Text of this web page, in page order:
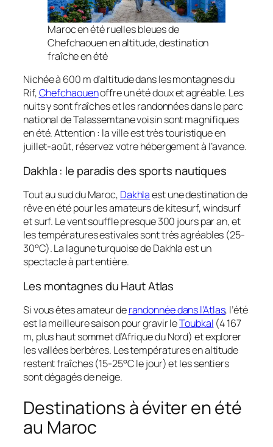
Maroc en été ruelles bleues de
Chefchaouen en altitude, destination
fraîche en été
Nichée à 600 m d’altitude dans les montagnes du
Rif,Chefchaouenoffre un été doux et agréable. Les
nuits y sont fraîches et les randonnées dans le parc
national de Talassemtane voisin sont magnifiques
en été. Attention : la ville est très touristique en
juillet-août, réservez votre hébergement à l’avance.
Dakhla : le paradis des sports nautiques
Tout au sud du Maroc, Dakhlaest une destination de
rêve en été pour les amateurs de kitesurf, windsurf
et surf. Le vent souffle presque 300 jours par an, et
les températures estivales sont très agréables (25-
30°C). La lagune turquoise de Dakhla est un
spectacle à part entière.
Les montagnes du Haut Atlas
Si vous êtes amateur derandonnée dans l’Atlas, l’été
est la meilleure saison pour gravir leToubkal (4 167
m, plus haut sommet d’Afrique du Nord) et explorer
les vallées berbères. Les températures en altitude
restent fraîches (15-25°C le jour) et les sentiers
sont dégagés de neige.
Destinations à éviter en été
au Maroc